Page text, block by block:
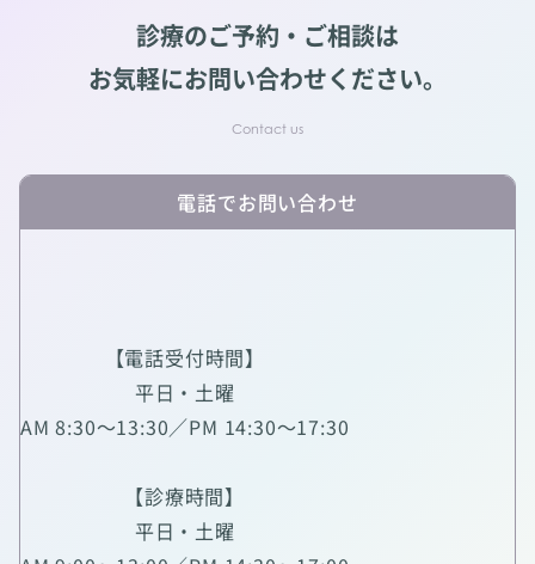
診療のご予約・ご相談は
お気軽にお問い合わせください。
電話でお問い合わせ
【電話受付時間】
平日・土曜
AM 8:30～13:30／PM 14:30～17:30
【診療時間】
平日・土曜